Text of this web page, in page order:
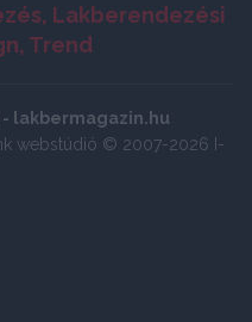
Lakberendezési
Trend
lakbermagazin.hu
webstúdió © 2007-2026 I-